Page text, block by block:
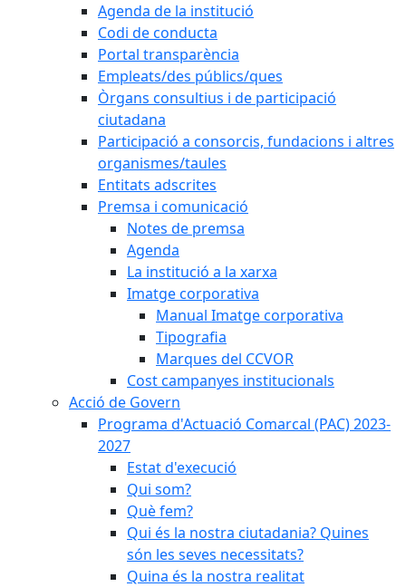
Agenda de la institució
Codi de conducta
Portal transparència
Empleats/des públics/ques
Òrgans consultius i de participació
ciutadana
Participació a consorcis, fundacions i altres
organismes/taules
Entitats adscrites
Premsa i comunicació
Notes de premsa
Agenda
La institució a la xarxa
Imatge corporativa
Manual Imatge corporativa
Tipografia
Marques del CCVOR
Cost campanyes institucionals
Acció de Govern
Programa d'Actuació Comarcal (PAC) 2023-
2027
Estat d'execució
Qui som?
Què fem?
Qui és la nostra ciutadania? Quines
són les seves necessitats?
Quina és la nostra realitat